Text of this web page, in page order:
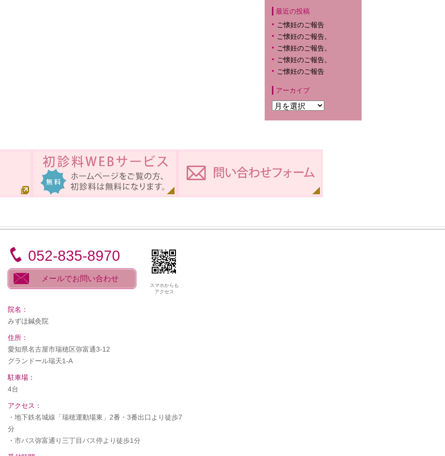
最近の投稿
ご懐妊のご報告
ご懐妊のご報告。
ご懐妊のご報告。
ご懐妊のご報告。
ご懐妊のご報告
アーカイブ
052-835-8970
メールでお問い合わせ
スマホからも
アクセス
院名：
みずほ鍼灸院
住所：
愛知県名古屋市瑞穂区弥富通3-12
グランドール瑞天1-A
駐車場：
4台
アクセス：
・地下鉄名城線「瑞穂運動場東」2番・3番出口より徒歩7
分
・市バス弥富通り三丁目バス停より徒歩1分